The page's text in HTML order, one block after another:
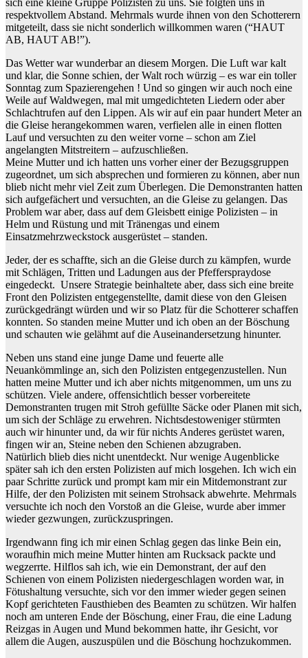
sich eine kleine Gruppe Polizisten zu uns. Sie folgten uns in
respektvollem Abstand. Mehrmals wurde ihnen von den Schotterern
mitgeteilt, dass sie nicht sonderlich willkommen waren (“HAUT
AB, HAUT AB!”).
Das Wetter war wunderbar an diesem Morgen. Die Luft war kalt
und klar, die Sonne schien, der Walt roch würzig – es war ein toller
Sonntag zum Spazierengehen ! Und so gingen wir auch noch eine
Weile auf Waldwegen, mal mit umgedichteten Liedern oder aber
Schlachtrufen auf den Lippen. Als wir auf ein paar hundert Meter an
die Gleise herangekommen waren, verfielen alle in einen flotten
Lauf und versuchten zu den weiter vorne – schon am Ziel
angelangten Mitstreitern – aufzuschließen.
Meine Mutter und ich hatten uns vorher einer der Bezugsgruppen
zugeordnet, um sich absprechen und formieren zu können, aber nun
blieb nicht mehr viel Zeit zum Überlegen. Die Demonstranten hatten
sich aufgefächert und versuchten, an die Gleise zu gelangen. Das
Problem war aber, dass auf dem Gleisbett einige Polizisten – in
Helm und Rüstung und mit Tränengas und einem
Einsatzmehrzweckstock ausgerüstet – standen.
Jeder, der es schaffte, sich an die Gleise durch zu kämpfen, wurde
mit Schlägen, Tritten und Ladungen aus der Pfefferspraydose
eingedeckt. Unsere Strategie beinhaltete aber, dass sich eine breite
Front den Polizisten entgegenstellte, damit diese von den Gleisen
zurückgedrängt würden und wir so Platz für die Schotterer schaffen
konnten. So standen meine Mutter und ich oben an der Böschung
und schauten wie gelähmt auf die Auseinandersetzung hinunter.
Neben uns stand eine junge Dame und feuerte alle
Neuankömmlinge an, sich den Polizisten entgegenzustellen. Nun
hatten meine Mutter und ich aber nichts mitgenommen, um uns zu
schützen. Viele andere, offensichtlich besser vorbereitete
Demonstranten trugen mit Stroh gefüllte Säcke oder Planen mit sich,
um sich der Schläge zu erwehren. Nichtsdestoweniger stürmten
auch wir hinunter und, da wir für nichts Anderes gerüstet waren,
fingen wir an, Steine neben den Schienen abzugraben.
Natürlich blieb dies nicht unentdeckt. Nur wenige Augenblicke
später sah ich den ersten Polizisten auf mich losgehen. Ich wich ein
paar Schritte zurück und prompt kam mir ein Mitdemonstrant zur
Hilfe, der den Polizisten mit seinem Strohsack abwehrte. Mehrmals
versuchte ich noch den Vorstoß an die Gleise, wurde aber immer
wieder gezwungen, zurückzuspringen.
Irgendwann fing ich mir einen Schlag gegen das linke Bein ein,
woraufhin mich meine Mutter hinten am Rucksack packte und
wegzerrte. Hilflos sah ich, wie ein Demonstrant, der auf den
Schienen von einem Polizisten niedergeschlagen worden war, in
Fötushaltung versuchte, sich vor den immer wieder gegen seinen
Kopf gerichteten Fausthieben des Beamten zu schützen. Wir halfen
noch am unteren Ende der Böschung, einer Frau, die eine Ladung
Reizgas in Augen und Mund bekommen hatte, ihr Gesicht, vor
allem die Augen, auszuspülen und die Böschung hochzukommen.